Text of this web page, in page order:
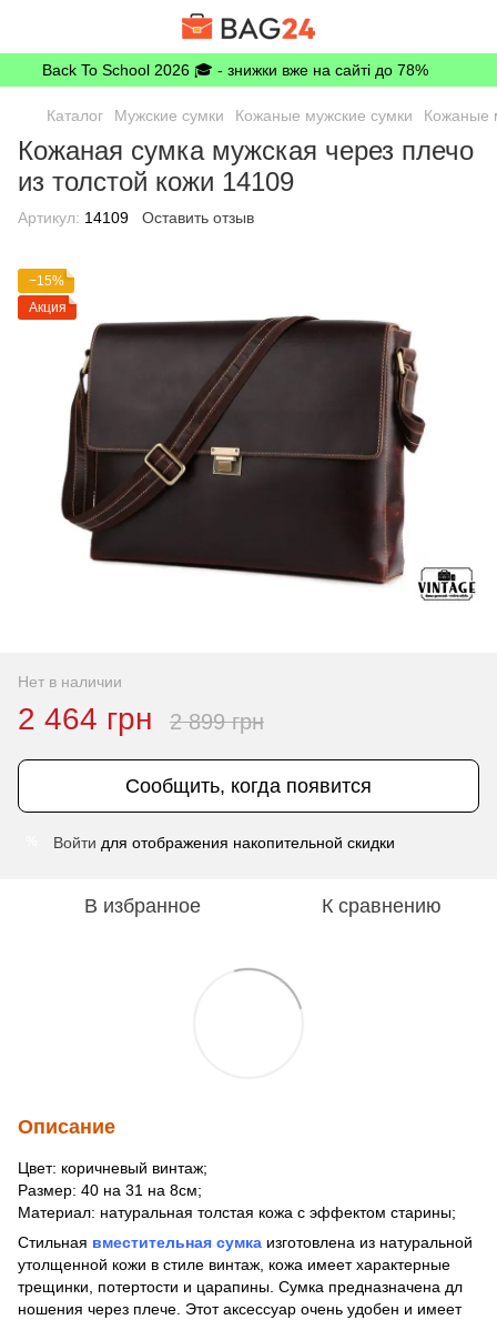
Back To School 2026 🎓 - знижки вже на сайті до 78%
Каталог Мужские сумки Кожаные мужские сумки Кожаные
Кожаная сумка мужская через плечо
из толстой кожи 14109
Артикул: 14109 Оставить отзыв
−15%
Акция
Нет в наличии
2 464 грн 2 899 грн
Сообщить, когда появится
Войти для отображения накопительной скидки
В избранное К сравнению
Описание
Цвет: коричневый винтаж;
Размер: 40 на 31 на 8см;
Материал: натуральная толстая кожа с эффектом старины;
Стильная вместительная сумка изготовлена из натуральной
утолщенной кожи в стиле винтаж, кожа имеет характерные
трещинки, потертости и царапины. Сумка предназначена дл
ношения через плече. Этот аксессуар очень удобен и имеет